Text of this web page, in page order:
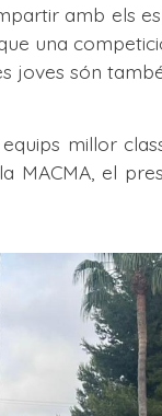
amb els
una
són
millor
MACMA, el